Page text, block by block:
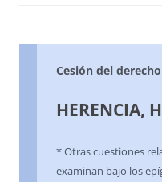
Cesión del
HERENCIA,
* Otras cuestiones
examinan bajo los